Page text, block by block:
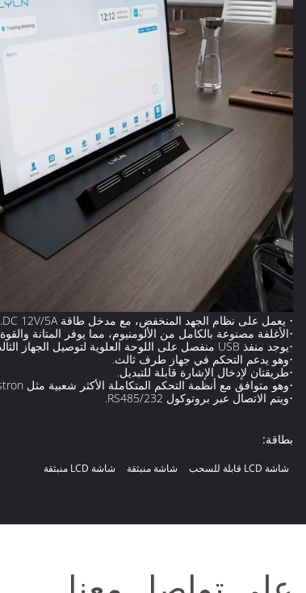
• يعمل على نظام الجهد المنخفض، مع مدخل طاقة DC 12V/5A.
•الأغلفة مصنوعة بالكامل من الألومنيوم، مما يوفر المتانة والقوة
•يوجد منفذ USB منفصل على اللوحة العلوية لتوصيل الجهاز الثالث.
•وهو يدعم التحكم في جهاز طرف ثالث.
•طريقتان لإدخال الإشارة قابلة للتبديل.
•وهو متوافق مع أنظمة التحكم المتكاملة الأكثر شعبية مثل Crestron، وExtron، وQSC.
•ويتم الاتصال عبر بروتوكول RS485/232.
بطاقة:
شاشة LCD قابلة للسحب شاشة منبثقة شاشة LCD منبثقة